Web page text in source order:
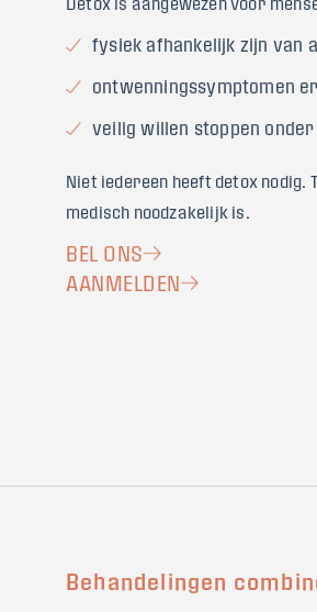
fysiek afhankelijk zijn van
ontwenningssymptomen
veilig willen stoppen
Niet iedereen heeft detox nodig.
medisch noodzakelijk is.
BEL ONS
AANMELDEN
Behandelingen